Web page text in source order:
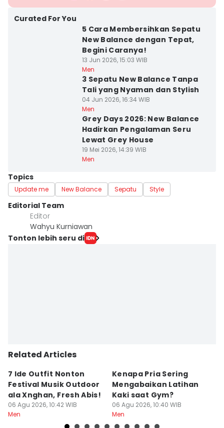
Curated For You
5 Cara Membersihkan Sepatu
New Balance dengan Tepat,
Begini Caranya!
13 Jun 2026, 15:03 WIB
Men
3 Sepatu New Balance Tanpa
Tali yang Nyaman dan Stylish
04 Jun 2026, 16:34 WIB
Men
Grey Days 2026: New Balance
Hadirkan Pengalaman Seru
Lewat Grey House
19 Mei 2026, 14:39 WIB
Men
Topics
Update me New Balance Sepatu Style
Editorial Team
Editor
Wahyu Kurniawan
Tonton lebih seru di
Related Articles
7 Ide Outfit Nonton
Festival Musik Outdoor
ala Xnghan, Fresh Abis!
06 Agu 2026, 10:42 WIB
Men
Kenapa Pria Sering
Mengabaikan Latihan
Kaki saat Gym?
06 Agu 2026, 10:40 WIB
Men